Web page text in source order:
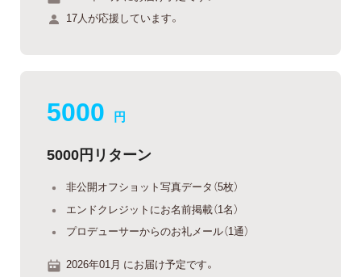
17人が応援しています。
5000 円
5000円リターン
非公開オフショット写真データ（5枚）
エンドクレジットにお名前掲載（1名）
プロデューサーからのお礼メール（1通）
2026年01月 にお届け予定です。